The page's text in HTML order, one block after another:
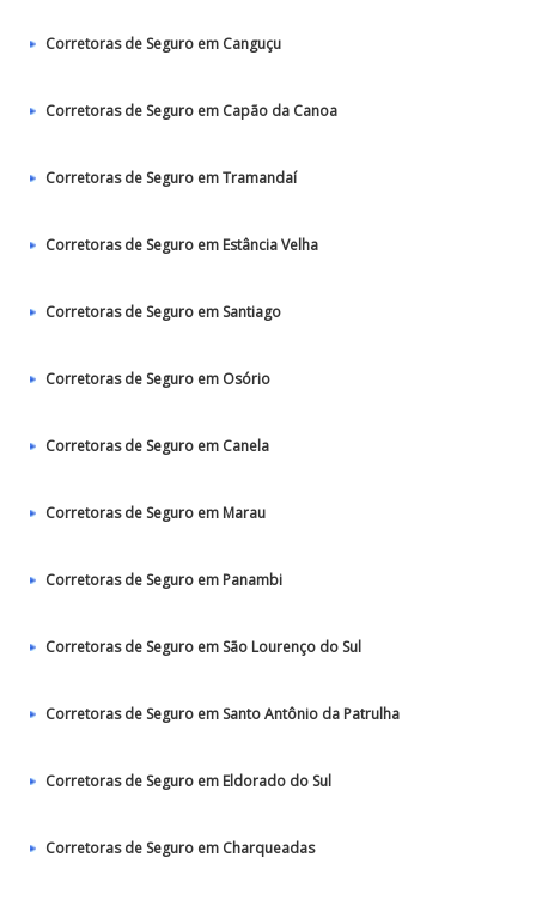
Corretoras de Seguro em Canguçu
Corretoras de Seguro em Capão da Canoa
Corretoras de Seguro em Tramandaí
Corretoras de Seguro em Estância Velha
Corretoras de Seguro em Santiago
Corretoras de Seguro em Osório
Corretoras de Seguro em Canela
Corretoras de Seguro em Marau
Corretoras de Seguro em Panambi
Corretoras de Seguro em São Lourenço do Sul
Corretoras de Seguro em Santo Antônio da Patrulha
Corretoras de Seguro em Eldorado do Sul
Corretoras de Seguro em Charqueadas